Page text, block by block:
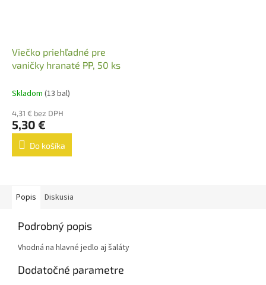
Viečko priehľadné pre
vaničky hranaté PP, 50 ks
Skladom (13 bal)
4,31 € bez DPH
5,30 €
Do košíka
Popis Diskusia
Podrobný popis
Vhodná na hlavné jedlo aj šaláty
Dodatočné parametre